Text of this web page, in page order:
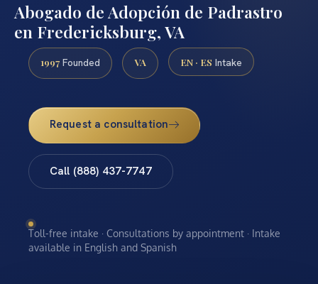
Abogado de Adopción de Padrastro
en Fredericksburg, VA
1997 Founded VA EN · ES Intake
Request a consultation
Call (888) 437-7747
Toll-free intake · Consultations by appointment · Intake
available in English and Spanish